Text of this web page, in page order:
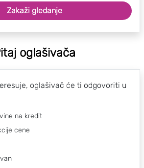
Zakaži gledanje
oglašivača
oglašivač će ti odgovoriti u
na kredit
cene